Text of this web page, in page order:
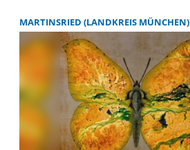
MARTINSRIED (LANDKREIS MÜNCHEN)